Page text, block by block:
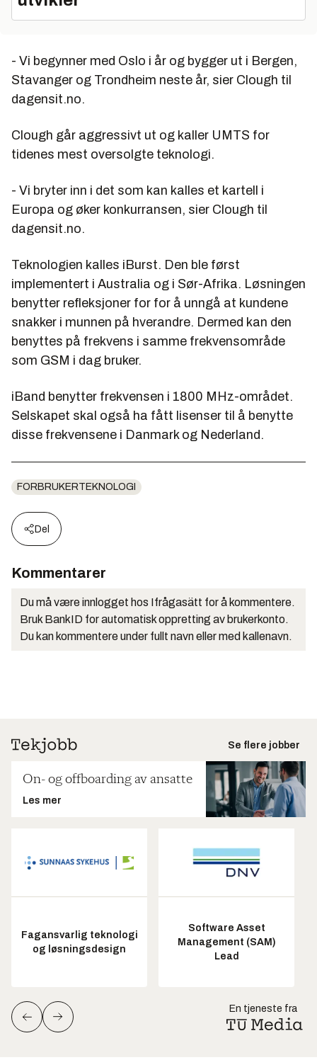
- Vi begynner med Oslo i år og bygger ut i Bergen,
Stavanger og Trondheim neste år, sier Clough til
dagensit.no.
Clough går aggressivt ut og kaller UMTS for
tidenes mest oversolgte teknologi.
- Vi bryter inn i det som kan kalles et kartell i
Europa og øker konkurransen, sier Clough til
dagensit.no.
Teknologien kalles iBurst. Den ble først
implementert i Australia og i Sør-Afrika. Løsningen
benytter refleksjoner for for å unngå at kundene
snakker i munnen på hverandre. Dermed kan den
benyttes på frekvens i samme frekvensområde
som GSM i dag bruker.
iBand benytter frekvensen i 1800 MHz-området.
Selskapet skal også ha fått lisenser til å benytte
disse frekvensene i Danmark og Nederland.
FORBRUKERTEKNOLOGI
Del
Kommentarer
Du må være innlogget hos Ifrågasätt for å kommentere.
Bruk BankID for automatisk oppretting av brukerkonto.
Du kan kommentere under fullt navn eller med kallenavn.
Se flere jobber
On- og offboarding av ansatte
Les mer
Fagansvarlig teknologi
og løsningsdesign
Software Asset
Management (SAM)
Lead
En tjeneste fra